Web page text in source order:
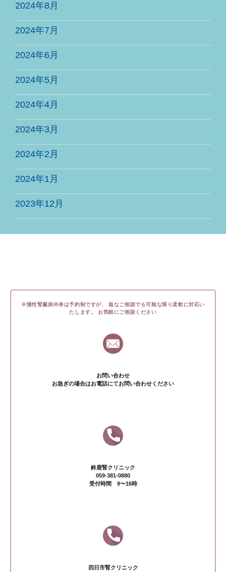
2024年8月
2024年7月
2024年6月
2024年5月
2024年4月
2024年3月
2024年2月
2024年1月
2023年12月
※慢性腎臓病外来は予約制ですが、
急なご相談でも可能な限り柔軟に対応い
たします。
お気軽にご相談ください
お問い合わせ
お急ぎの場合はお電話にてお問い合わせください
鈴鹿腎クリニック
059-381-0880
受付時間 9〜16時
四日市腎クリニック